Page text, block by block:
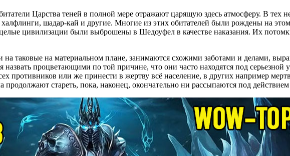
Царства теней в полной мере отражают царящую здесь атмосферу. В тех
шадар-кай и другие. Многие из этих обитателей были рождены на
цивилизации были выброшены в Шедоуфел в качестве наказания. Их
таковые на материальном плане, занимаются схожими заботами и делами,
назвать процветающими по той причине, что они часто находятся под
противников или же принести в жертву всё население, в других например
продолжают стареть, пока, наконец, окончательно ни рассыпаются под